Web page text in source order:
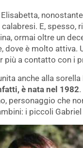
calabresi. E, spesso,
ormai oltre un
dove è molto attiva.
più a contatto con i
anche alla sorella
è nata nel 1982
personaggio che
i piccoli Gabriel